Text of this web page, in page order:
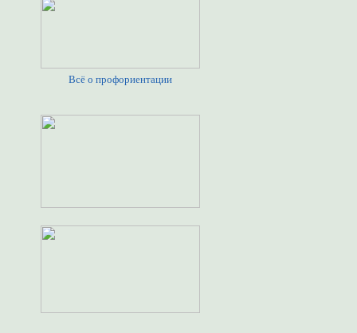
Всё о профориентации